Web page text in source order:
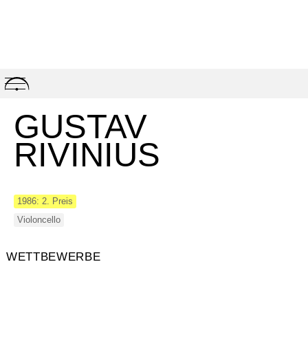
Skip
to
GUSTAV
RIVINIUS
1986: 2. Preis
Violoncello
WETTBEWERBE